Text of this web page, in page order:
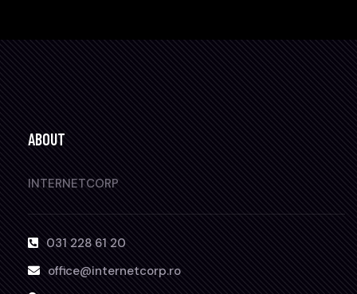
ABOUT
INTERNETCORP
031 228 61 20
office@internetcorp.ro